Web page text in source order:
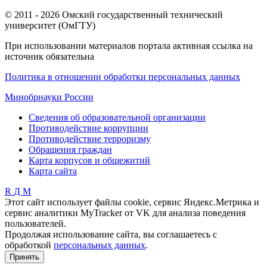
© 2011 - 2026 Омский государственный технический
университет (ОмГТУ)
При использовании материалов портала активная ссылка на
источник обязательна
Политика в отношении обработки персональных данных
Минобрнауки России
Сведения об образовательной организации
Противодействие коррупции
Противодействие терроризму
Обращения граждан
Карта корпусов и общежитий
Карта сайта
R Д М
Этот сайт использует файлы cookie, сервис Яндекс.Метрика и
сервис аналитики MyTracker от VK для анализа поведения
пользователей.
Продолжая использование сайта, вы соглашаетесь с
обработкой персональных данных.
Принять